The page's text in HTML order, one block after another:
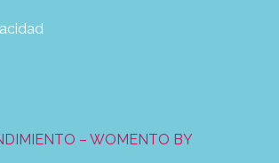
– WOMENTO BY